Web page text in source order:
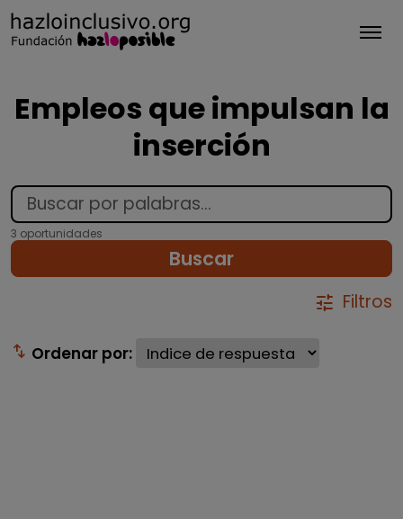
Empleos que impulsan la
inserción
3 oportunidades
Buscar
tune Filtros
swap_vert Ordenar por: